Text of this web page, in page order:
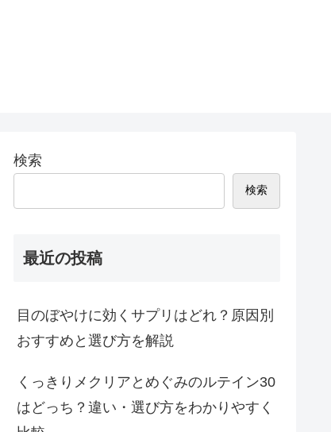
検索
検索
最近の投稿
目のぼやけに効くサプリはどれ？原因別
おすすめと選び方を解説
くっきりメクリアとめぐみのルテイン30
はどっち？違い・選び方をわかりやすく